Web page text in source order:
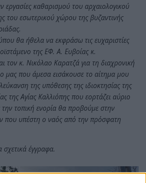
εργασίες καθαρισμού του αρχαιολογικού
του εσωτερικού χώρου της βυζαντινής
θα ήθελα να εκφράσω τις ευχαριστίες
της ΕΦ. Α. Ευβοίας κ.
τον κ. Νικόλαο Καρατζά για τη διαχρονική
μας που άμεσα εισάκουσε το αίτημα μου
της υπόθεσης της ιδιοκτησίας της
της Αγίας Καλλιόπης που εορτάζει αύριο
τοπική ενορία θα προβούμε στην
που υπέστη ο ναός από την πρόσφατη
σχετικά έγγραφα.